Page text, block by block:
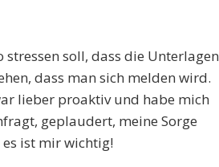
soll, dass die Unterlagen
dass man sich melden wird.
lieber proaktiv und habe mich
geplaudert, meine Sorge
ist mir wichtig!